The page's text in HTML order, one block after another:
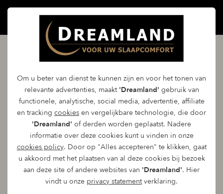
Om u beter van dienst te kunnen zijn en voor het tonen van
relevante advertenties, maakt 'Dreamland' gebruik van
functionele, analytische, social media, advertentie, affiliate
en tracking cookies en vergelijkbare technologie, die door
'Dreamland' of derden worden geplaatst. Nadere
informatie over deze cookies kunt u vinden in onze
cookies policy. Door op "Alles accepteren" te klikken, gaat
u akkoord met het plaatsen van al deze cookies bij bezoek
aan deze site of andere websites van 'Dreamland'. Hier
vindt u onze privacy statementverklaring.
Extra slaapvoordeel met de
acties van Dreamland
Regelmatig vindt u bij Dreamland mooie
aanbiedingen van één of meerdere van onze
topmerken.
Naast de acties vindt u hier de opruiming van